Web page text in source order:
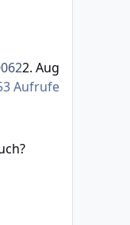
Aufrufe
2. Aug